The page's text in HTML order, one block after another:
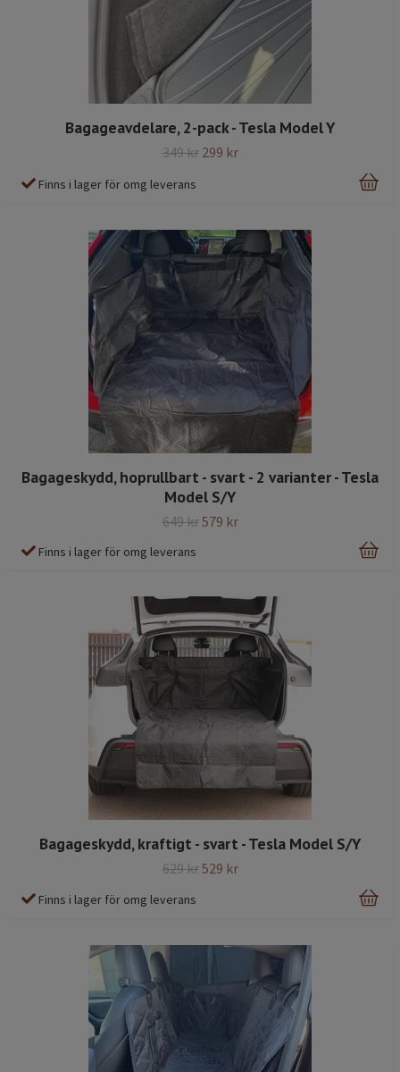
Bagageavdelare, 2-pack - Tesla Model Y
349 kr 299 kr
Finns i lager för omg leverans
Bagageskydd, hoprullbart - svart - 2 varianter - Tesla
Model S/Y
649 kr579 kr
Finns i lager för omg leverans
Bagageskydd, kraftigt - svart - Tesla Model S/Y
629 kr529 kr
Finns i lager för omg leverans